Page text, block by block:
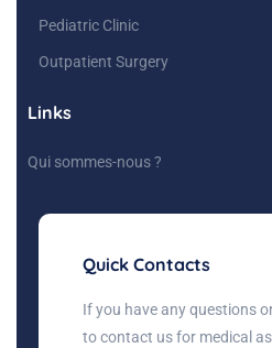
Pediatric Clinic
Outpatient Surgery
Links
Qui sommes-nous ?
Quick Contacts
If you have any questions
to contact us for medical